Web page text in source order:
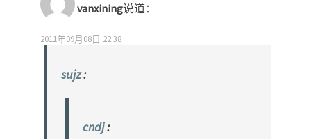
vanxining说道：
2011年09月08日 22:38
sujz:
cndj: